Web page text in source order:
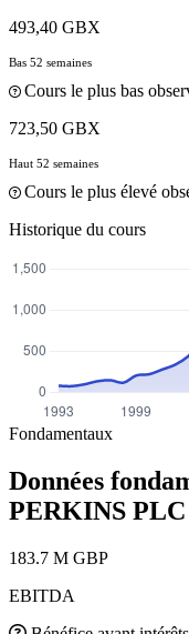
493,40 GBX
Bas 52 semaines
Cours le plus bas
723,50 GBX
Haut 52 semaines
Cours le plus élevé
Historique du cours
Fondamentaux
Données
PERKINS PLC
183.7 M GBP
EBITDA